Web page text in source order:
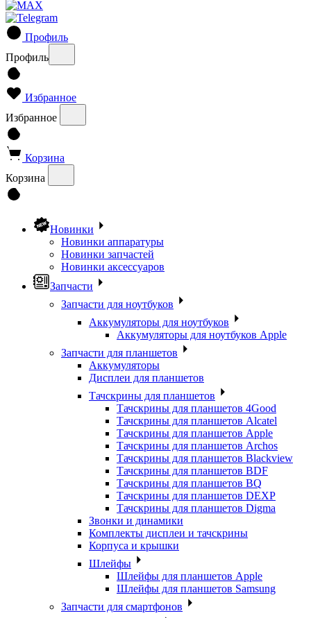
Профиль
Профиль
Избранное
Избранное
Корзина
Корзина
Новинки
Новинки аппаратуры
Новинки запчастей
Новинки аксессуаров
Запчасти
Запчасти для ноутбуков
Аккумуляторы для ноутбуков
Аккумуляторы для ноутбуков Apple
Запчасти для планшетов
Аккумуляторы
Дисплеи для планшетов
Тачскрины для планшетов
Тачскрины для планшетов 4Good
Тачскрины для планшетов Alcatel
Тачскрины для планшетов Apple
Тачскрины для планшетов Archos
Тачскрины для планшетов Blackview
Тачскрины для планшетов BDF
Тачскрины для планшетов BQ
Тачскрины для планшетов DEXP
Тачскрины для планшетов Digma
Звонки и динамики
Комплекты дисплеи и тачскрины
Корпуса и крышки
Шлейфы
Шлейфы для планшетов Apple
Шлейфы для планшетов Samsung
Запчасти для смартфонов